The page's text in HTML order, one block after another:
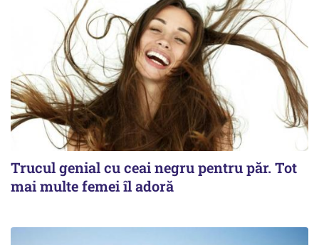
Trucul genial cu ceai negru pentru păr. Tot
mai multe femei îl adoră